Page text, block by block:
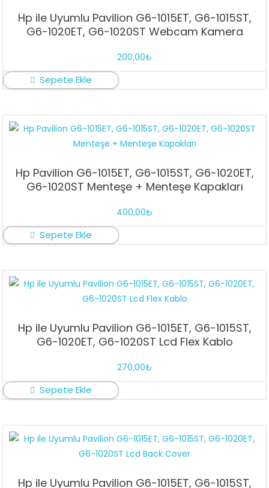
Hp ile Uyumlu Pavilion G6-1015ET, G6-1015ST,
G6-1020ET, G6-1020ST Webcam Kamera
200,00₺
Sepete Ekle
Hp Pavilion G6-1015ET, G6-1015ST, G6-1020ET,
G6-1020ST Menteşe + Menteşe Kapakları
400,00₺
Sepete Ekle
Hp ile Uyumlu Pavilion G6-1015ET, G6-1015ST,
G6-1020ET, G6-1020ST Lcd Flex Kablo
270,00₺
Sepete Ekle
Hp ile Uyumlu Pavilion G6-1015ET, G6-1015ST,